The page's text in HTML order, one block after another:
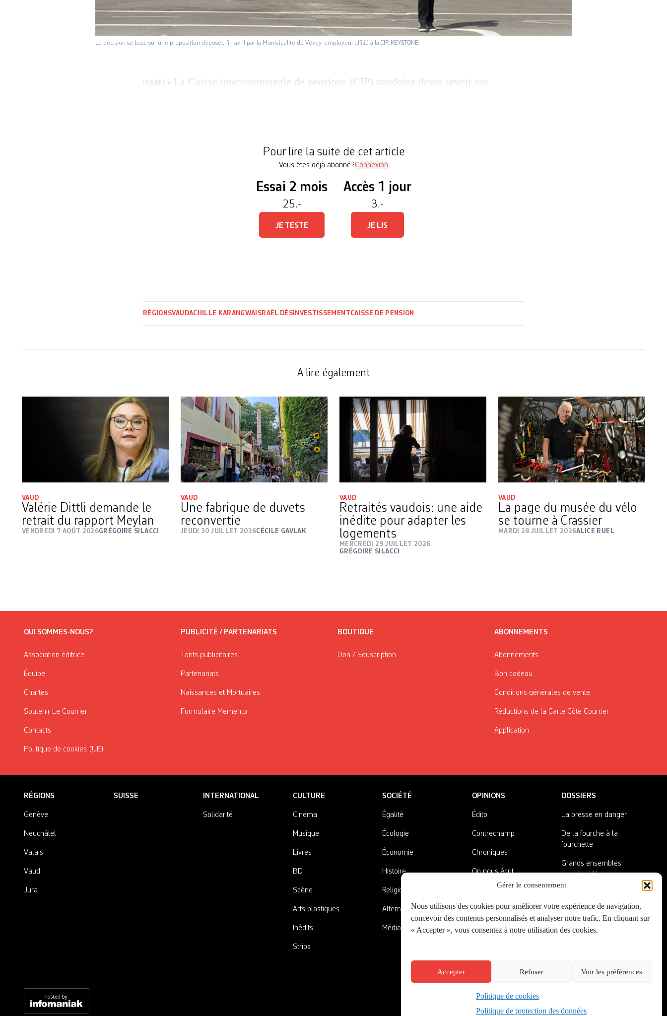
Gérer le consentement
Nous utilisons des cookies pour améliorer votre expérience de navigation,
concevoir des contenus personnalisés et analyser notre trafic. En cliquant sur
« Accepter », vous consentez à notre utilisation des cookies.
Accepter Refuser Voir les préférences
Politique de cookies
Politique de protection des données
La décision se base sur une proposition déposée fin avril par la Municipalité de Vevey, employeur affilié à la CIP. KEYSTONE
ISRAËL
La Caisse intercommunale de pensions (CIP) vaudoise devra revoir ses
Pour lire la suite de cet article
Vous êtes déjà abonné?Connexion
Essai 2 mois
25.-
JE TESTE
Accès 1 jour
3.-
JE LIS
RÉGIONSVAUDACHILLE KARANGWA ISRAËL DÉSINVESTISSEMENTCAISSE DE PENSION
A lire également
VAUD
Valérie Dittli demande le
retrait du rapport Meylan
VENDREDI 7 AOÛT 2026GRÉGOIRE SILACCI
VAUD
Une fabrique de duvets
reconvertie
JEUDI 30 JUILLET 2026CÉCILE GAVLAK
VAUD
Retraités vaudois: une aide
inédite pour adapter les
logements
MERCREDI 29 JUILLET 2026
GRÉGOIRE SILACCI
VAUD
La page du musée du vélo
se tourne à Crassier
MARDI 28 JUILLET 2026ALICE RUEL
QUI SOMMES-NOUS?
Association éditrice
Équipe
Chartes
Soutenir Le Courrier
Contacts
Politique de cookies (UE)
PUBLICITÉ / PARTENARIATS
Tarifs publicitaires
Partenariats
Naissances et Mortuaires
Formulaire Mémento
BOUTIQUE
Don / Souscription
ABONNEMENTS
Abonnements
Bon cadeau
Conditions générales de vente
Réductions de la Carte Côté Courrier
Application
RÉGIONS
Genève
Neuchâtel
Valais
Vaud
Jura
SUISSE INTERNATIONAL
Solidarité
CULTURE
Cinéma
Musique
Livres
BD
Scène
Arts plastiques
Inédits
Strips
SOCIÉTÉ
Égalité
Écologie
Économie
Histoire
Religions
Alternatives
Médias
OPINIONS
Édito
Contrechamp
Chroniques
On nous écrit
A côté de la plaque
DOSSIERS
La presse en danger
De la fourche à la
fourchette
Grands ensembles,
grandes idées
Créé par